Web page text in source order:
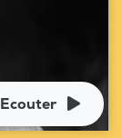
Ecouter